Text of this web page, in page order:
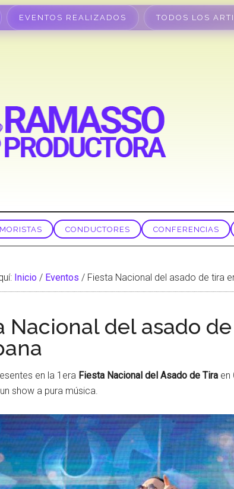
EVENTOS REALIZADOS TODOS LOS
CONDUCTORES CONFERENCIAS
Inicio / Eventos / Fiesta Nacional del asado de tira
Nacional del asado
en la 1era Fiesta Nacional del Asado de Tira en
show a pura música.